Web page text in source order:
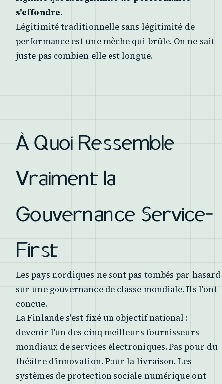
s'effondre.
Légitimité traditionnelle sans légitimité de
performance est une mèche qui brûle. On ne sait
juste pas combien elle est longue.
À Quoi Ressemble
Vraiment la
Gouvernance Service-
First
Les pays nordiques ne sont pas tombés par hasard
sur une gouvernance de classe mondiale. Ils l'ont
conçue.
La Finlande s'est fixé un objectif national :
devenir l'un des cinq meilleurs fournisseurs
mondiaux de services électroniques. Pas pour du
théâtre d'innovation. Pour la livraison. Les
systèmes de protection sociale numérique ont